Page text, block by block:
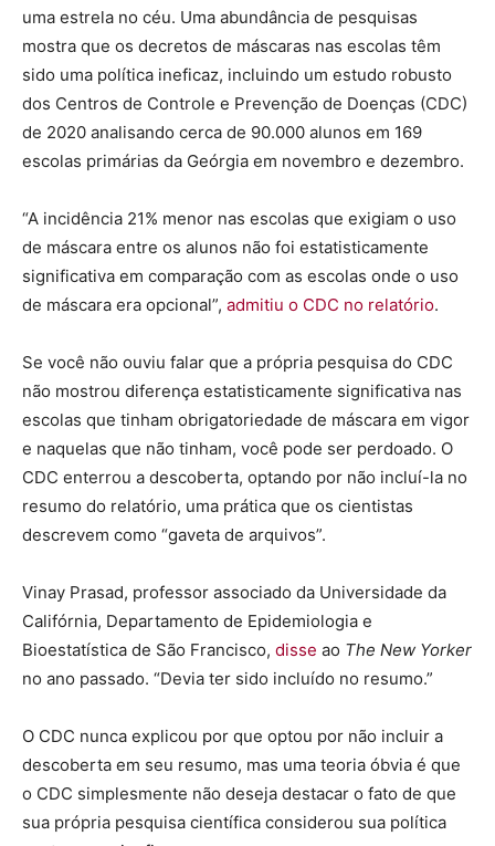
uma estrela no céu. Uma abundância de pesquisas
mostra que os decretos de máscaras nas escolas têm
sido uma política ineficaz, incluindo um estudo robusto
dos Centros de Controle e Prevenção de Doenças (CDC)
de 2020 analisando cerca de 90.000 alunos em 169
escolas primárias da Geórgia em novembro e dezembro.
“A incidência 21% menor nas escolas que exigiam o uso
de máscara entre os alunos não foi estatisticamente
significativa em comparação com as escolas onde o uso
de máscara era opcional”, admitiu o CDC no relatório.
Se você não ouviu falar que a própria pesquisa do CDC
não mostrou diferença estatisticamente significativa nas
escolas que tinham obrigatoriedade de máscara em vigor
e naquelas que não tinham, você pode ser perdoado. O
CDC enterrou a descoberta, optando por não incluí-la no
resumo do relatório, uma prática que os cientistas
descrevem como “gaveta de arquivos”.
Vinay Prasad, professor associado da Universidade da
Califórnia, Departamento de Epidemiologia e
Bioestatística de São Francisco, disse ao The New Yorker
no ano passado. “Devia ter sido incluído no resumo.”
O CDC nunca explicou por que optou por não incluir a
descoberta em seu resumo, mas uma teoria óbvia é que
o CDC simplesmente não deseja destacar o fato de que
sua própria pesquisa científica considerou sua política